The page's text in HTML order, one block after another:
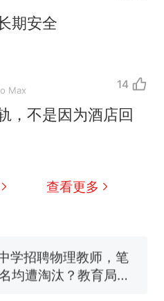
期安全
Max 14
，不是因为酒店回
查看更多
句“跟我回家”改写了
“全国小炒肉大王”称
学招聘物理教师，笔
均遭淘汰？教育局：